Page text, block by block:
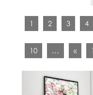
1 2 3 4
10 … «